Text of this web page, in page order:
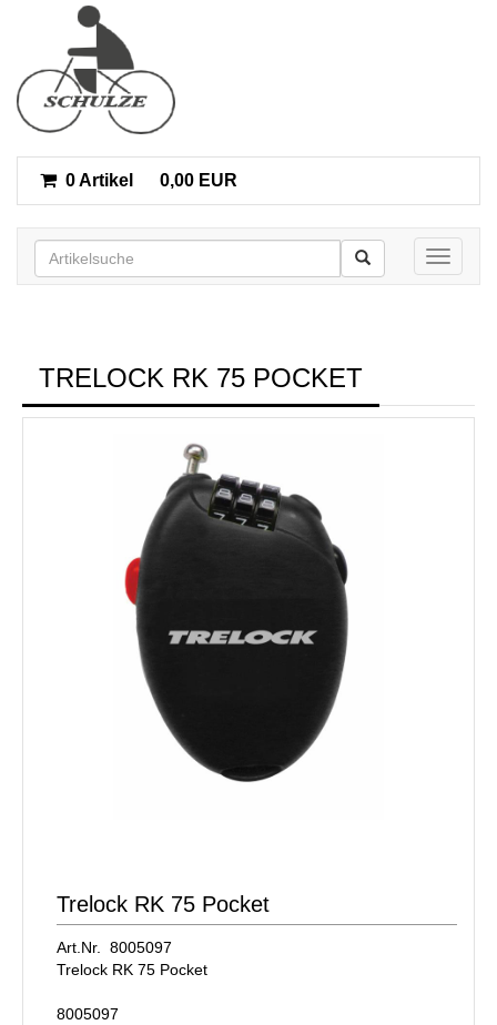
0 Artikel 0,00 EUR
Toggle
TRELOCK RK 75 POCKET
Trelock RK 75 Pocket
Art.Nr. 8005097
Trelock RK 75 Pocket
8005097